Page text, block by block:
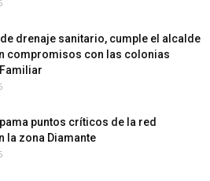
drenaje sanitario, cumple el alcalde
compromisos con las colonias
puntos críticos de la red
la zona Diamante